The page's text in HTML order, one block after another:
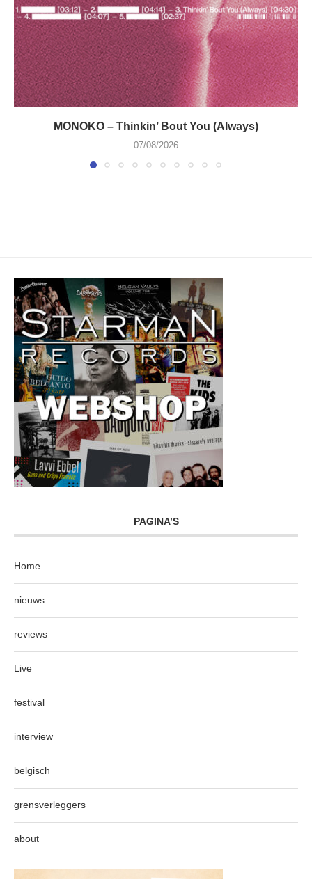
MONOKO – Thinkin’ Bout You (Always)
07/08/2026
PAGINA’S
Home
nieuws
reviews
Live
festival
interview
belgisch
grensverleggers
about